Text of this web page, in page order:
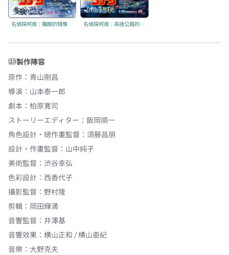
名偵探柯南：獨眼的殘像 名偵探柯南：高速公路的墮天使
製作陣容
原作 ： 青山剛昌
導演 ： 山本泰一郎
劇本 ： 柏原寛司
ストーリーエディター ： 飯岡順一
角色設計・總作畫監督 ： 須藤昌朋
設計・作畫監督 ： 山中純子
美術監督 ： 渋谷幸弘
色彩設計 ： 西香代子
攝影監督 ： 野村隆
剪輯 ： 岡田輝満
音響監督 ： 井澤基
音響效果 ： 横山正和 / 横山亜紀
音樂 ： 大野克夫